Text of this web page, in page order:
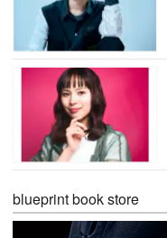
blueprint book store